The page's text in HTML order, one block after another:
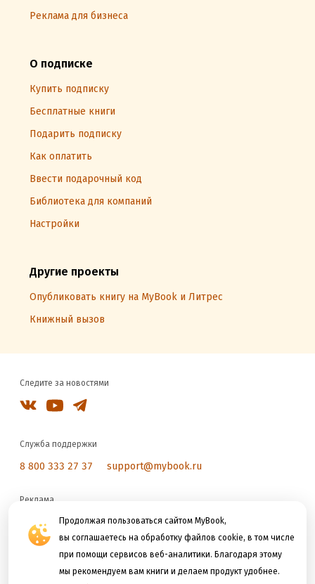
Продолжая пользоваться сайтом MyBook,
вы соглашаетесь на обработку файлов cookie, в том числе
при помощи сервисов веб-аналитики. Благодаря этому
мы рекомендуем вам книги и делаем продукт удобнее.
Реклама для бизнеса
О подписке
Купить подписку
Бесплатные книги
Подарить подписку
Как оплатить
Ввести подарочный код
Библиотека для компаний
Настройки
Другие проекты
Опубликовать книгу на MyBook и Литрес
Книжный вызов
Следите за новостями
Служба поддержки
8 800 333 27 37 support@mybook.ru
Реклама
reklama@litres.ru
Мы принимаем к оплате